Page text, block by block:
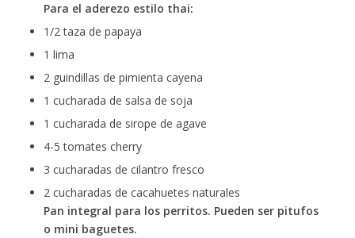
Para el aderezo estilo thai:
1/2 taza de papaya
1 lima
2 guindillas de pimienta cayena
1 cucharada de salsa de soja
1 cucharada de sirope de agave
4-5 tomates cherry
3 cucharadas de cilantro fresco
2 cucharadas de cacahuetes naturales
Pan integral para los perritos. Pueden ser pitufos
o mini baguetes.